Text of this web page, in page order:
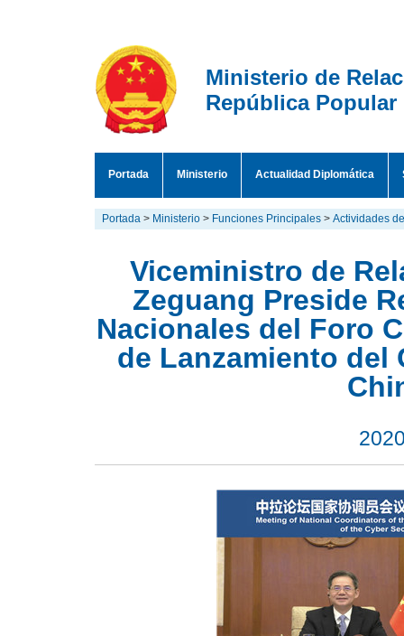
Ministerio de
República Popular
Portada Ministerio Actualidad Diplomática
Portada > Ministerio > Funciones Principales > Actividades
Viceministro de
Zeguang Preside
Nacionales del Foro
de Lanzamiento del